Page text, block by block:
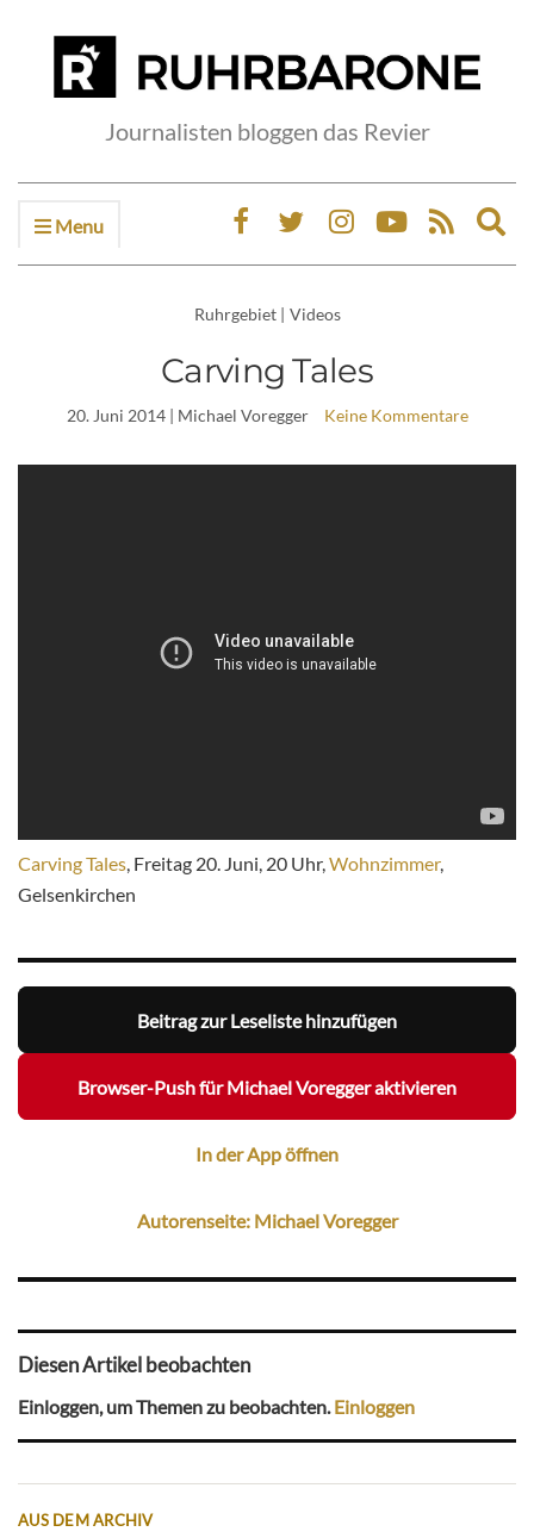
Journalisten bloggen das Revier
Menu
Ruhrgebiet | Videos
Carving Tales
20. Juni 2014| Michael Voregger Keine Kommentare
Carving Tales, Freitag 20. Juni, 20 Uhr,Wohnzimmer,
Gelsenkirchen
Beitrag zur Leseliste hinzufügen
Browser-Push für Michael Voregger aktivieren
In der App öffnen
Autorenseite: Michael Voregger
Diesen Artikel beobachten
Einloggen, um Themen zu beobachten.Einloggen
AUS DEM ARCHIV